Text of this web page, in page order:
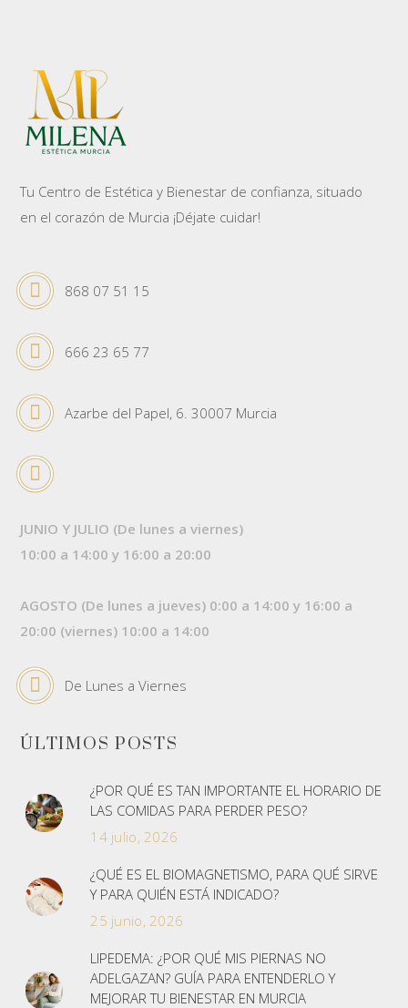
Tu Centro de Estética y Bienestar de confianza, situado
en el corazón de Murcia ¡Déjate cuidar!
868 07 51 15
666 23 65 77
Azarbe del Papel, 6. 30007 Murcia
JUNIO Y JULIO (De lunes a viernes)
10:00 a 14:00 y 16:00 a 20:00
AGOSTO (De lunes a jueves) 0:00 a 14:00 y 16:00 a
20:00 (viernes) 10:00 a 14:00
De Lunes a Viernes
ÚLTIMOS POSTS
¿POR QUÉ ES TAN IMPORTANTE EL HORARIO DE
LAS COMIDAS PARA PERDER PESO?
14 julio, 2026
¿QUÉ ES EL BIOMAGNETISMO, PARA QUÉ SIRVE
Y PARA QUIÉN ESTÁ INDICADO?
25 junio, 2026
LIPEDEMA: ¿POR QUÉ MIS PIERNAS NO
ADELGAZAN? GUÍA PARA ENTENDERLO Y
MEJORAR TU BIENESTAR EN MURCIA